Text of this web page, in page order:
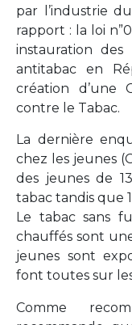
par l’industrie
rapport : la loi
instauration
antitabac en
création d’une
contre le Tabac.
La dernière
chez les jeunes
des jeunes de
tabac tandis que
Le tabac sans
chauffés sont
jeunes sont
font toutes sur
Comme